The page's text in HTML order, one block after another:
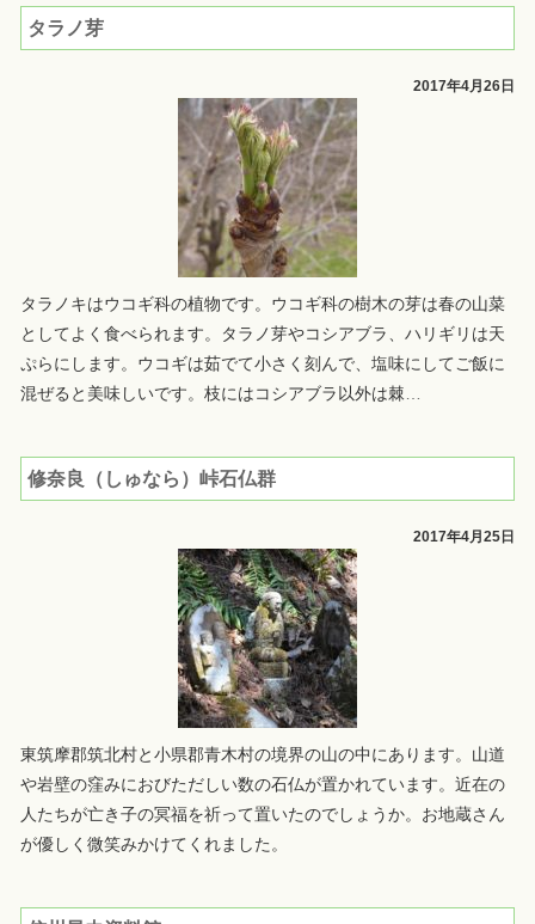
タラノ芽
2017年4月26日
タラノキはウコギ科の植物です。ウコギ科の樹木の芽は春の山菜
としてよく食べられます。タラノ芽やコシアブラ、ハリギリは天
ぷらにします。ウコギは茹でて小さく刻んで、塩味にしてご飯に
混ぜると美味しいです。枝にはコシアブラ以外は棘…
修奈良（しゅなら）峠石仏群
2017年4月25日
東筑摩郡筑北村と小県郡青木村の境界の山の中にあります。山道
や岩壁の窪みにおびただしい数の石仏が置かれています。近在の
人たちが亡き子の冥福を祈って置いたのでしょうか。お地蔵さん
が優しく微笑みかけてくれました。